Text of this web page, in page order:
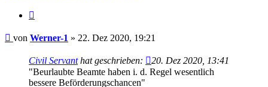
Beitrag
von Werner-1 » 22. Dez 2020, 19:21
Civil Servanthat geschrieben:
20. Dez 2020, 13:41
"Beurlaubte Beamte haben i. d. Regel wesentlich
bessere Beförderungschancen"